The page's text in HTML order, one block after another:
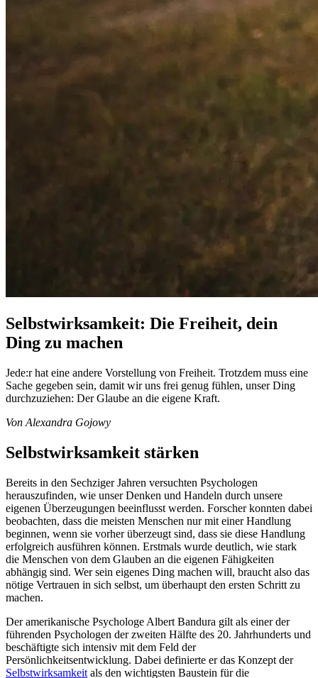
Selbstwirksamkeit: Die Freiheit, dein
Ding zu machen
Jede:r hat eine andere Vorstellung von Freiheit. Trotzdem muss eine
Sache gegeben sein, damit wir uns frei genug fühlen, unser Ding
durchzuziehen: Der Glaube an die eigene Kraft.
Von Alexandra Gojowy
Selbstwirksamkeit stärken
Bereits in den Sechziger Jahren versuchten Psychologen
herauszufinden, wie unser Denken und Handeln durch unsere
eigenen Überzeugungen beeinflusst werden. Forscher konnten dabei
beobachten, dass die meisten Menschen nur mit einer Handlung
beginnen, wenn sie vorher überzeugt sind, dass sie diese Handlung
erfolgreich ausführen können. Erstmals wurde deutlich, wie stark
die Menschen von dem Glauben an die eigenen Fähigkeiten
abhängig sind. Wer sein eigenes Ding machen will, braucht also das
nötige Vertrauen in sich selbst, um überhaupt den ersten Schritt zu
machen.
Der amerikanische Psychologe Albert Bandura gilt als einer der
führenden Psychologen der zweiten Hälfte des 20. Jahrhunderts und
beschäftigte sich intensiv mit dem Feld der
Persönlichkeitsentwicklung. Dabei definierte er das Konzept der
Selbstwirksamkeit als den wichtigsten Baustein für die